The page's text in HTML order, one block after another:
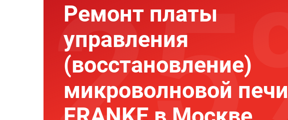
Ремонт платы
управления
(восстановление)
микроволновой печи